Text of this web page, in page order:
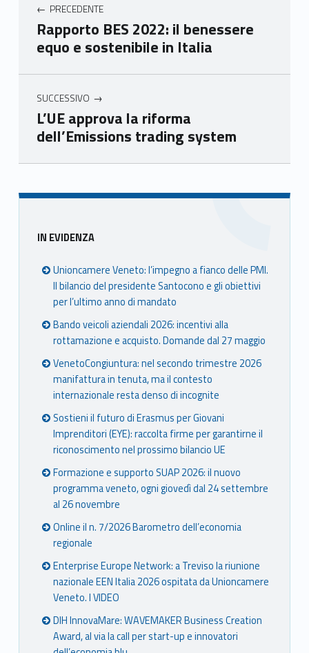
mer
e
Ven
e
Ven
e
Ven
e
PRECEDENTE
Rapporto BES 2022: il benessere
equo e sostenibile in Italia
SUCCESSIVO
L’UE approva la riforma
dell’Emissions trading system
Skip back to main navigation
Sidebar
IN EVIDENZA
Unioncamere Veneto: l’impegno a fianco delle PMI.
Il bilancio del presidente Santocono e gli obiettivi
per l’ultimo anno di mandato
Bando veicoli aziendali 2026: incentivi alla
rottamazione e acquisto. Domande dal 27 maggio
VenetoCongiuntura: nel secondo trimestre 2026
manifattura in tenuta, ma il contesto
internazionale resta denso di incognite
Sostieni il futuro di Erasmus per Giovani
Imprenditori (EYE): raccolta firme per garantirne il
riconoscimento nel prossimo bilancio UE
Formazione e supporto SUAP 2026: il nuovo
programma veneto, ogni giovedì dal 24 settembre
al 26 novembre
Online il n. 7/2026 Barometro dell’economia
regionale
Enterprise Europe Network: a Treviso la riunione
nazionale EEN Italia 2026 ospitata da Unioncamere
Veneto. I VIDEO
DIH InnovaMare: WAVEMAKER Business Creation
Award, al via la call per start-up e innovatori